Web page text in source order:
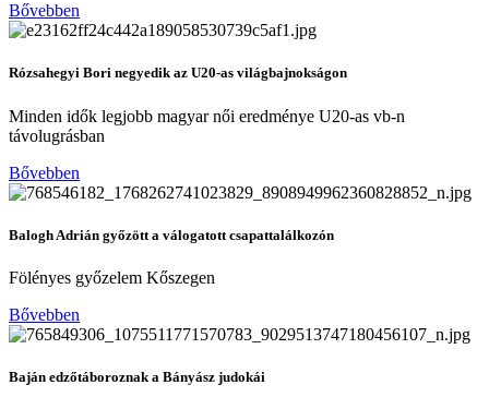
Bővebben
Rózsahegyi Bori negyedik az U20-as világbajnokságon
Minden idők legjobb magyar női eredménye U20-as vb-n
távolugrásban
Bővebben
Balogh Adrián győzött a válogatott csapattalálkozón
Fölényes győzelem Kőszegen
Bővebben
Baján edzőtáboroznak a Bányász judokái